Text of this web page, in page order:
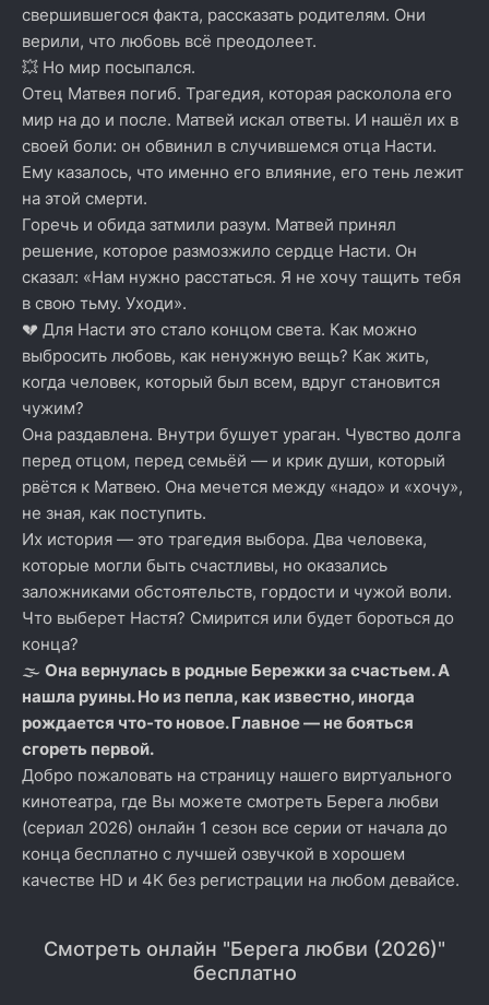
свершившегося факта, рассказать родителям. Они
верили, что любовь всё преодолеет.
💥 Но мир посыпался.
Отец Матвея погиб. Трагедия, которая расколола его
мир на до и после. Матвей искал ответы. И нашёл их в
своей боли: он обвинил в случившемся отца Насти.
Ему казалось, что именно его влияние, его тень лежит
на этой смерти.
Горечь и обида затмили разум. Матвей принял
решение, которое размозжило сердце Насти. Он
сказал: «Нам нужно расстаться. Я не хочу тащить тебя
в свою тьму. Уходи».
💔 Для Насти это стало концом света. Как можно
выбросить любовь, как ненужную вещь? Как жить,
когда человек, который был всем, вдруг становится
чужим?
Она раздавлена. Внутри бушует ураган. Чувство долга
перед отцом, перед семьёй — и крик души, который
рвётся к Матвею. Она мечется между «надо» и «хочу»,
не зная, как поступить.
Их история — это трагедия выбора. Два человека,
которые могли быть счастливы, но оказались
заложниками обстоятельств, гордости и чужой воли.
Что выберет Настя? Смирится или будет бороться до
конца?
🌫️ Она вернулась в родные Бережки за счастьем. А
нашла руины. Но из пепла, как известно, иногда
рождается что-то новое. Главное — не бояться
сгореть первой.
Добро пожаловать на страницу нашего виртуального
кинотеатра, где Вы можете смотреть Берега любви
(сериал 2026) онлайн 1 сезон все серии от начала до
конца бесплатно с лучшей озвучкой в хорошем
качестве HD и 4K без регистрации на любом девайсе.
Смотреть онлайн "Берега любви (2026)"
бесплатно